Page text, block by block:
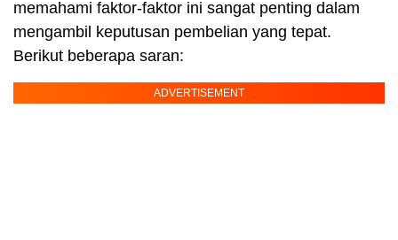
memahami faktor-faktor ini sangat penting dalam
mengambil keputusan pembelian yang tepat.
Berikut beberapa saran:
ADVERTISEMENT